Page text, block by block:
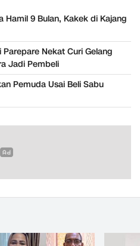
Hamil 9 Bulan, Kakek di Kajang
Nekat Curi Gelang
Jadi Pembeli
Pemuda Usai Beli Sabu